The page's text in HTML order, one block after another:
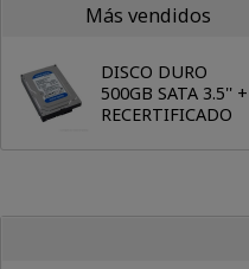
Más vendidos
DISCO DURO
500GB SATA 3.5'' +
RECERTIFICADO